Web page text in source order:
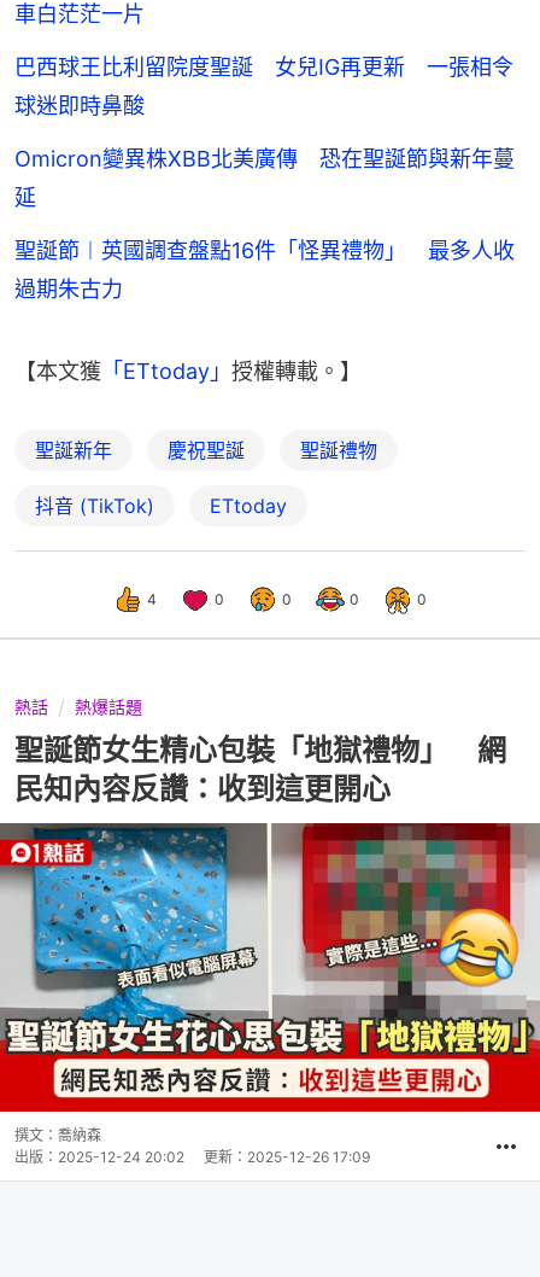
車白茫茫一片
巴西球王比利留院度聖誕 女兒IG再更新 一張相令
球迷即時鼻酸
Omicron變異株XBB北美廣傳 恐在聖誕節與新年蔓
延
聖誕節︱英國調查盤點16件「怪異禮物」 最多人收
過期朱古力
【本文獲 「ETtoday」 授權轉載。】
聖誕新年 慶祝聖誕 聖誕禮物
抖音 (TikTok) ETtoday
4 0 0 0 0
熱話 熱爆話題
聖誕節女生精心包裝「地獄禮物」 網
民知內容反讚：收到這更開心
撰文： 喬納森
出版： 2025-12-24 20:02 更新： 2025-12-26 17:09